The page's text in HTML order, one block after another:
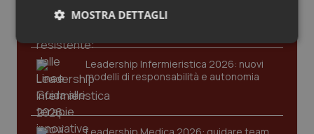
Quotidiano Oncologia
Quotidiano Pediatria
Rene & patologie urogenitali
dalle Linee Guida alle terapie innovative
Leadership Infermieristica 2026: nuovi
modelli di responsabilità e autonomia
MOSTRA DETTAGLI
Necessari Statistici Marketing